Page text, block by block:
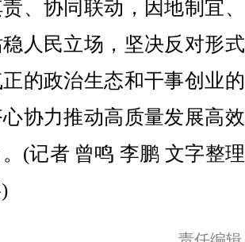
、协同联动，因地制宜
人民立场，坚决反对形
的政治生态和干事创业
协力推动高质量发展高
(记者 曾鸣 李鹏 文字整